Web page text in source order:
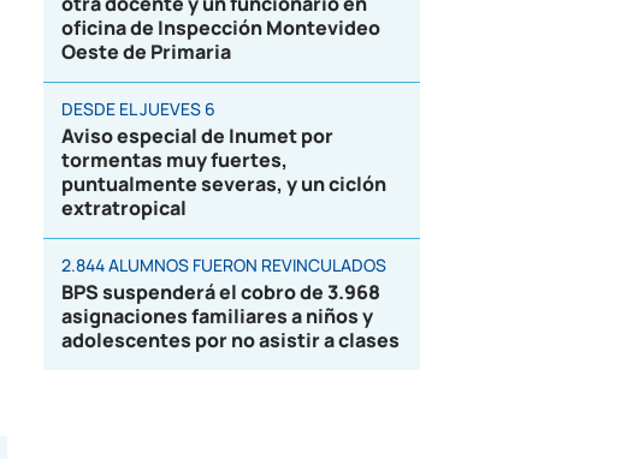
oficina de Inspección Montevideo
Oeste de Primaria
DESDE EL JUEVES 6
Aviso especial de Inumet por
tormentas muy fuertes,
puntualmente severas, y un ciclón
extratropical
2.844 ALUMNOS FUERON REVINCULADOS
BPS suspenderá el cobro de 3.968
asignaciones familiares a niños y
adolescentes por no asistir a clases